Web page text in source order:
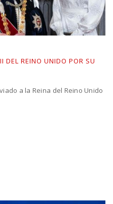
DEL REINO UNIDO POR SU
a la Reina del Reino Unido